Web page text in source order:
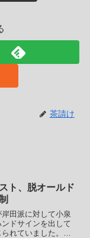
茶請け
ト、脱オールド
田派に対して小泉
ドサインを出して
れていました。菅